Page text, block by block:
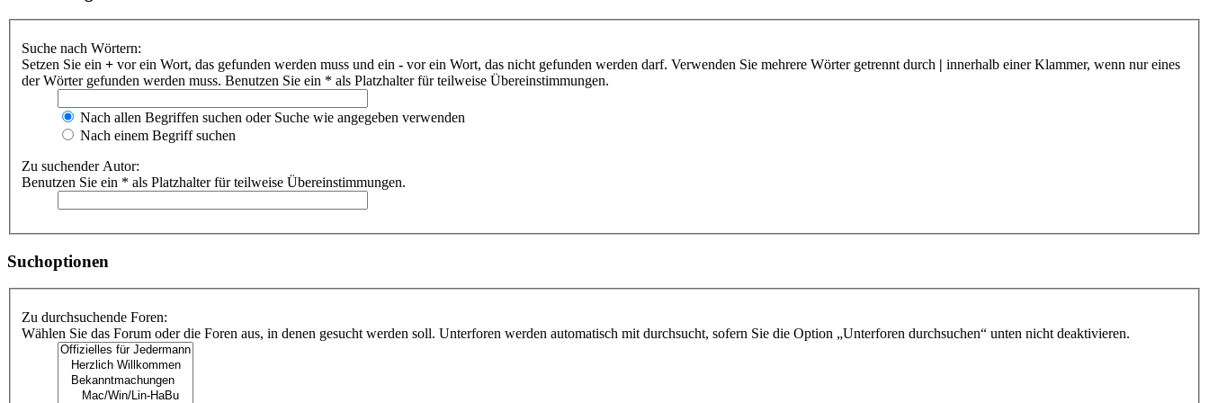
Suche nach Wörtern:
Setzen Sie ein + vor ein Wort, das gefunden werden muss und ein - vor ein Wort, das nicht gefunden werden darf. Verwenden Sie mehrere Wörter getrennt durch | innerhalb einer Klammer, wenn nur eines
der Wörter gefunden werden muss. Benutzen Sie ein * als Platzhalter für teilweise Übereinstimmungen.
Nach allen Begriffen suchen oder Suche wie angegeben verwenden
Nach einem Begriff suchen
Zu suchender Autor:
Benutzen Sie ein * als Platzhalter für teilweise Übereinstimmungen.
Suchoptionen
Zu durchsuchende Foren:
Wählen Sie das Forum oder die Foren aus, in denen gesucht werden soll. Unterforen werden automatisch mit durchsucht, sofern Sie die Option „Unterforen durchsuchen“ unten nicht deaktivieren.